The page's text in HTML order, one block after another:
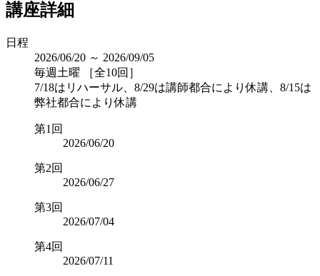
講座詳細
日程
2026/06/20 ～ 2026/09/05
毎週土曜 ［全10回］
7/18はリハーサル、8/29は講師都合により休講、8/15は
弊社都合により休講
第1回
2026/06/20
第2回
2026/06/27
第3回
2026/07/04
第4回
2026/07/11